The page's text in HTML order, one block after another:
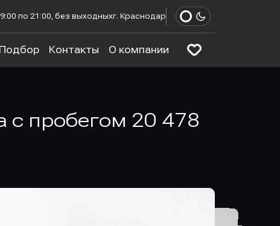
по 21:00, без выходныхг. Краснодар
Подбор Контакты О компании
с пробегом 20 478